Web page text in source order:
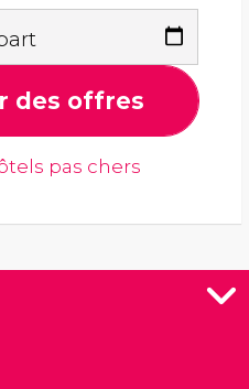
des offres
pas chers